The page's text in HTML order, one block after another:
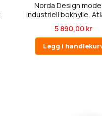
Norda Design
industriell bokhylle,
5 890,00 kr
Legg i